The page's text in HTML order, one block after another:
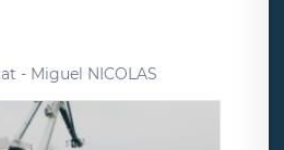
- Miguel NICOLAS